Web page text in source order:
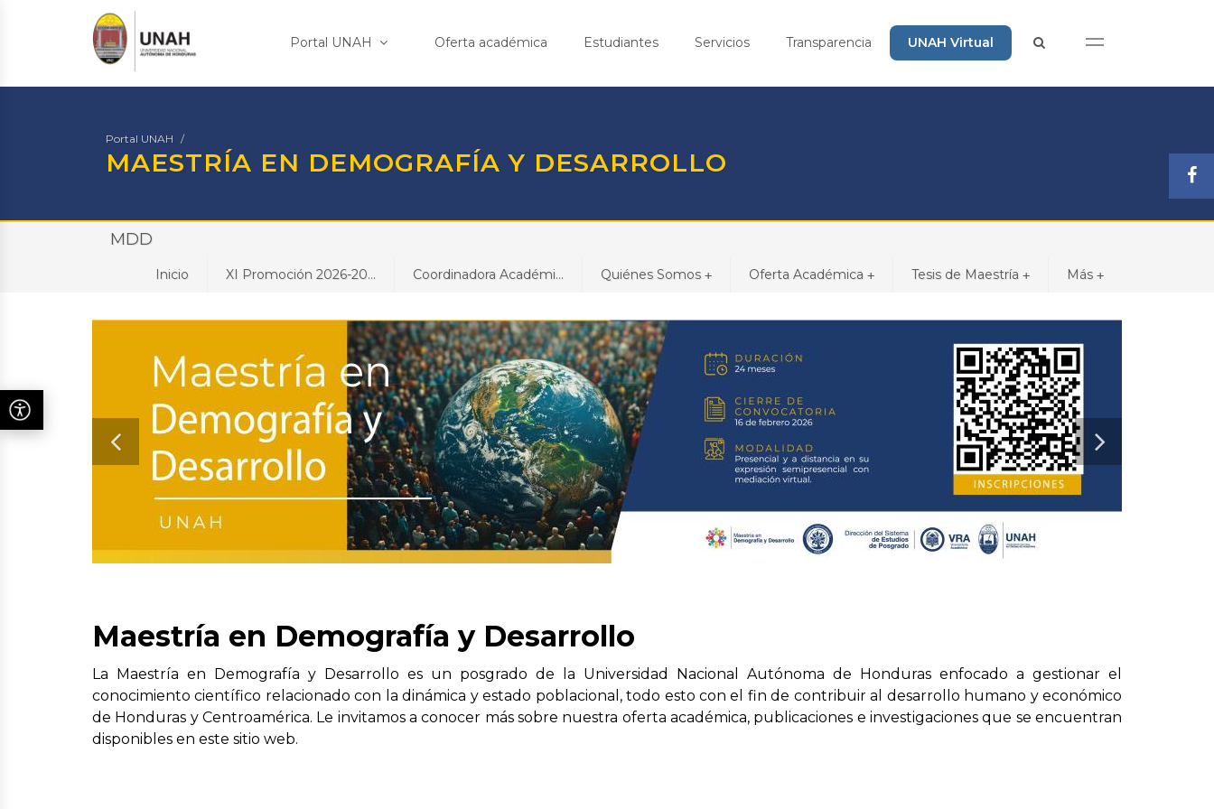
Portal UNAH Oferta académica Estudiantes Servicios Transparencia UNAH Virtual
Portal UNAH
MAESTRÍA EN DEMOGRAFÍA Y DESARROLLO
MDD
Inicio XI Promoción 2026-20... Coordinadora Académi... +
Quiénes Somos +
Oferta Académica +
Tesis de Maestría +
Más
Maestría en Demografía y Desarrollo
La Maestría en Demografía y Desarrollo es un posgrado de la Universidad Nacional Autónoma de Honduras enfocado a gestionar el
conocimiento científico relacionado con la dinámica y estado poblacional, todo esto con el fin de contribuir al desarrollo humano y económico
de Honduras y Centroamérica. Le invitamos a conocer más sobre nuestra oferta académica, publicaciones e investigaciones que se encuentran
disponibles en este sitio web.